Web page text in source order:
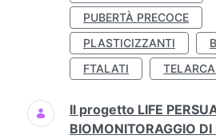
PUBERTÀ PRECOCE
PLASTICIZZANTI
FTALATI
Il progetto LIFE
BIOMONITORAGGIO DI